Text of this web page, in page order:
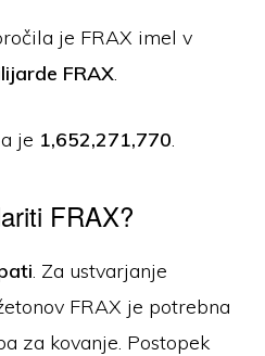
je FRAX imel v
FRAX.
je 1,652,271,770.
FRAX?
. Za ustvarjanje
FRAX je potrebna
za kovanje. Postopek